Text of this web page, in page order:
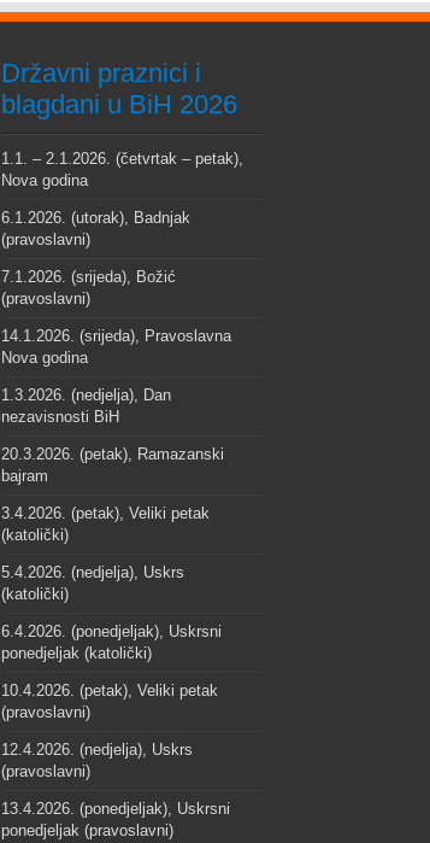
Državni praznici i
blagdani u BiH 2026
1.1. – 2.1.2026. (četvrtak – petak),
Nova godina
6.1.2026. (utorak), Badnjak
(pravoslavni)
7.1.2026. (srijeda), Božić
(pravoslavni)
14.1.2026. (srijeda), Pravoslavna
Nova godina
1.3.2026. (nedjelja), Dan
nezavisnosti BiH
20.3.2026. (petak), Ramazanski
bajram
3.4.2026. (petak), Veliki petak
(katolički)
5.4.2026. (nedjelja), Uskrs
(katolički)
6.4.2026. (ponedjeljak), Uskrsni
ponedjeljak (katolički)
10.4.2026. (petak), Veliki petak
(pravoslavni)
12.4.2026. (nedjelja), Uskrs
(pravoslavni)
13.4.2026. (ponedjeljak), Uskrsni
ponedjeljak (pravoslavni)